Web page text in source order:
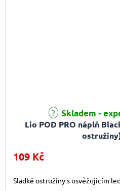
Lio POD PRO náplň
Skladem -
109 Kč
Sladké ostružiny s osvěžujícím